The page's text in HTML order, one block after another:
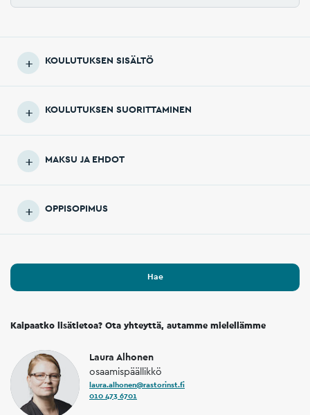
KOULUTUKSEN SISÄLTÖ
KOULUTUKSEN SUORITTAMINEN
MAKSU JA EHDOT
OPPISOPIMUS
Hae
Kaipaatko lisätietoa? Ota yhteyttä, autamme mielellämme
Laura Alhonen
osaamispäällikkö
laura.alhonen@rastorinst.fi
010 473 6701